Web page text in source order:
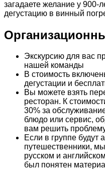
загадаете желание у 900-
дегустацию в винный
Экскурсию для вас
нашей команды
В стоимость
дегустации и
Вы можете взять
ресторан. К
30% за
блюдо или сервис,
вам решить
Если в группе будут
путешественники,
русском и
был понятен